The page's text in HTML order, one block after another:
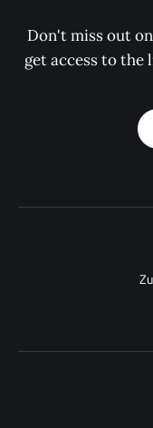
Don't miss out
get access to